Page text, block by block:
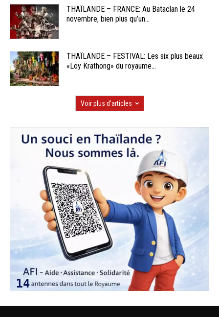
THAÏLANDE – FRANCE: Au Bataclan le 24
novembre, bien plus qu’un...
THAÏLANDE – FESTIVAL: Les six plus beaux
«Loy Krathong» du royaume...
Voir plus d'articles